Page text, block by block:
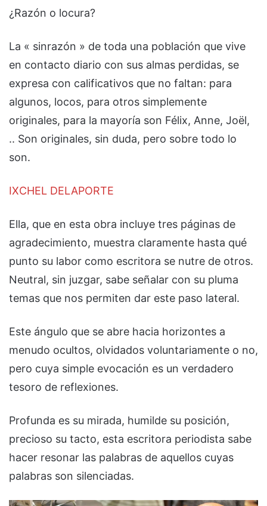
¿Razón o locura?
La « sinrazón » de toda una población que vive
en contacto diario con sus almas perdidas, se
expresa con calificativos que no faltan: para
algunos, locos, para otros simplemente
originales, para la mayoría son Félix, Anne, Joël,
.. Son originales, sin duda, pero sobre todo lo
son.
IXCHEL DELAPORTE
Ella, que en esta obra incluye tres páginas de
agradecimiento, muestra claramente hasta qué
punto su labor como escritora se nutre de otros.
Neutral, sin juzgar, sabe señalar con su pluma
temas que nos permiten dar este paso lateral.
Este ángulo que se abre hacia horizontes a
menudo ocultos, olvidados voluntariamente o no,
pero cuya simple evocación es un verdadero
tesoro de reflexiones.
Profunda es su mirada, humilde su posición,
precioso su tacto, esta escritora periodista sabe
hacer resonar las palabras de aquellos cuyas
palabras son silenciadas.